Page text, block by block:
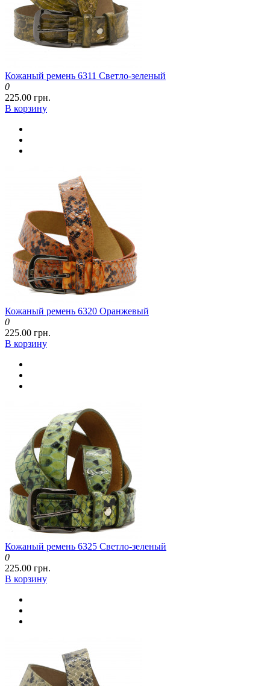
Кожаный ремень 6311 Светло-зеленый
0
225.00 грн.
В корзину
Кожаный ремень 6320 Оранжевый
0
225.00 грн.
В корзину
Кожаный ремень 6325 Светло-зеленый
0
225.00 грн.
В корзину